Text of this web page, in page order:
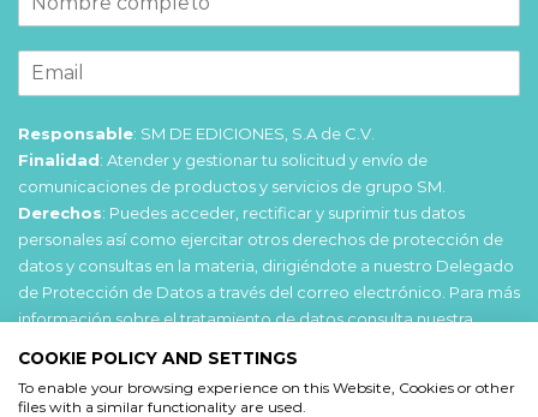
Responsable: SM DE EDICIONES, S.A de C.V.
Finalidad: Atender y gestionar tu solicitud y envío de
comunicaciones de productos y servicios de grupo SM.
Derechos: Puedes acceder, rectificar y suprimir tus datos
personales así como ejercitar otros derechos de protección de
datos y consultas en la materia, dirigiéndote a nuestro Delegado
de Protección de Datos a través del correo electrónico. Para más
información sobre el tratamiento de datos consulta nuestra
Acepto
COOKIE POLICY AND SETTINGS
To enable your browsing experience on this Website, Cookies or other
files with a similar functionality are used.